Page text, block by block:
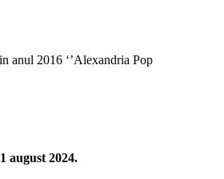
anul 2016 ‘’Alexandria Pop
august 2024.